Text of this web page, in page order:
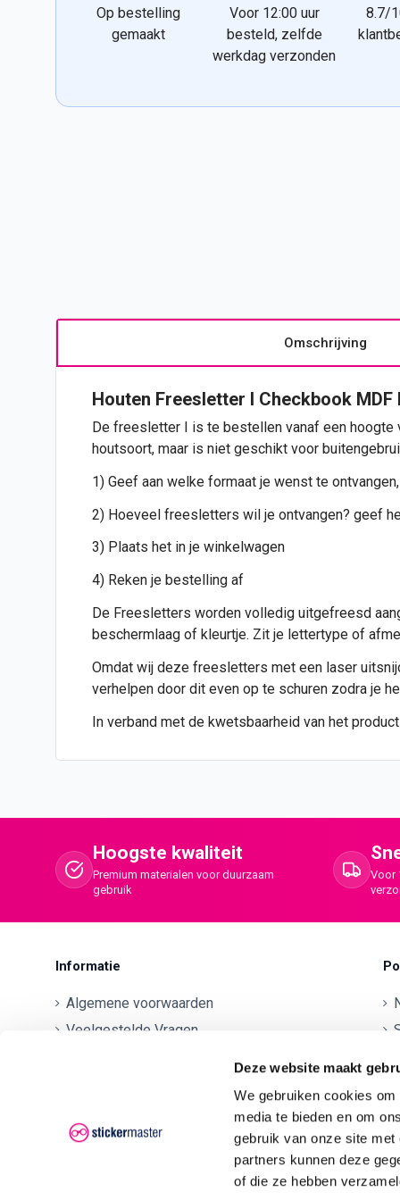
Deze website maakt
We gebruiken cookies
media te bieden en om
gebruik van onze site
partners kunnen deze
of die ze hebben
Op bestelling
gemaakt
Voor 12:00 uur
besteld, zelfde
werkdag verzonden
8.7/
Omschrijving
Houten Freesletter I Checkbook MDF
De freesletter I is te bestellen vanaf een hoogte
houtsoort, maar is niet geschikt voor
1) Geef aan welke formaat je wenst te
2) Hoeveel freesletters wil je ontvangen? geef
3) Plaats het in je winkelwagen
4) Reken je bestelling af
De Freesletters worden volledig uitgefreesd
beschermlaag of kleurtje. Zit je lettertype of
Omdat wij deze freesletters met een laser
verhelpen door dit even op te schuren zodra je
In verband met de kwetsbaarheid van het
Hoogste kwaliteit
Premium materialen voor duurzaam
gebruik
Voor
Informatie
Algemene voorwaarden
Veelgestelde Vragen
Klachten
Privacyverklaring AVG/GDPR